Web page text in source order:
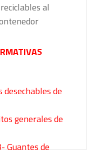
al
de
generales de
Guantes de